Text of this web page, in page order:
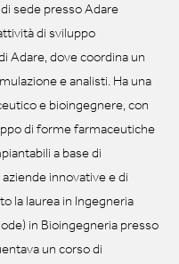
sede presso Adare
di sviluppo
Adare, dove coordina un
e analisti. Ha una
e bioingegnere, con
di forme farmaceutiche
a base di
innovative e di
la laurea in Ingegneria
in Bioingegneria presso
un corso di